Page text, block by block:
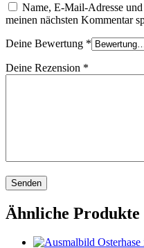
Name, E-Mail-Adresse
meinen nächsten Kommentar
Deine Bewertung *
Deine Rezension *
Ähnliche Produkte